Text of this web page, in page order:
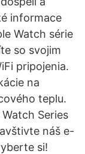
informace
Watch série
so svojim
pripojenia.
na
teplu.
Series
náš e-
si!